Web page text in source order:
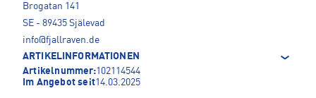
Brogatan 141
SE - 89435 Själevad
info@fjallraven.de
ARTIKELINFORMATIONEN
Artikelnummer:102114544
Im Angebot seit14.03.2025